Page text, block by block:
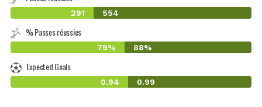
291 554
% Passes réussies
79% 88%
Expected Goals
0.94 0.99